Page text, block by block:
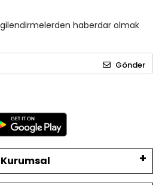
haberdar olmak
Gönder
Kurumsal